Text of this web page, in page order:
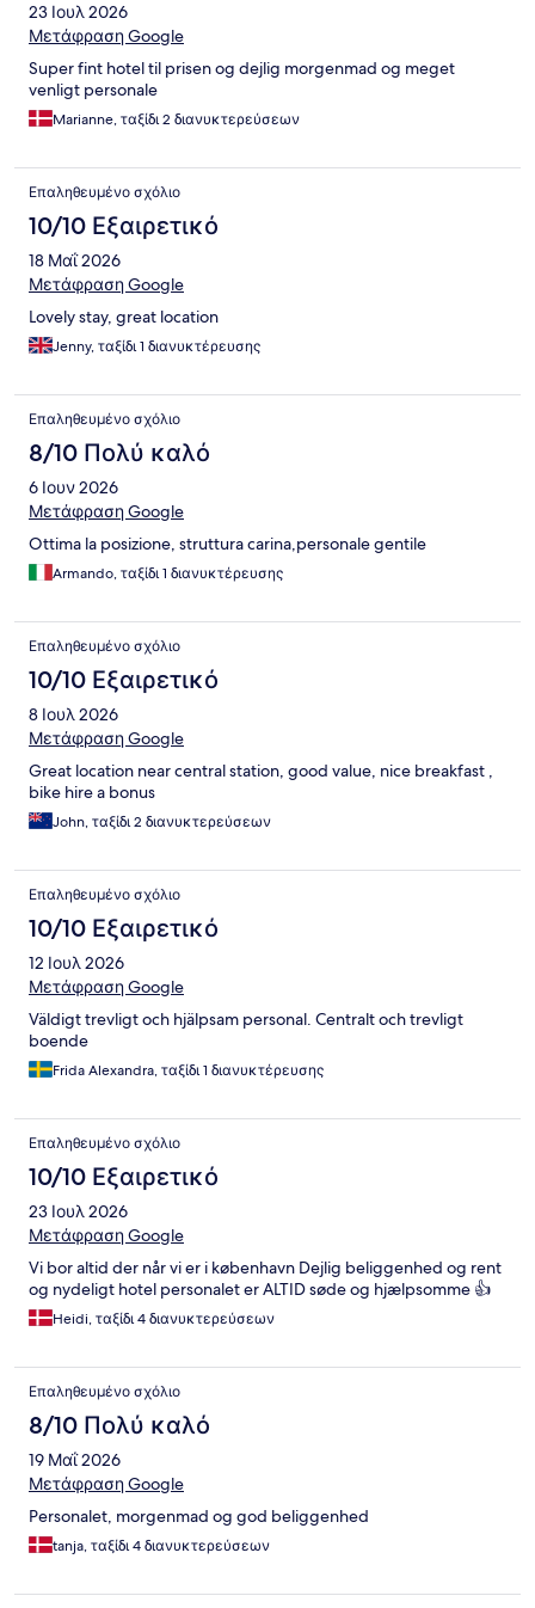
23 Ιουλ 2026
Μετάφραση Google
Super fint hotel til prisen og dejlig morgenmad og meget
venligt personale
Marianne, ταξίδι 2 διανυκτερεύσεων
Επαληθευμένο σχόλιο
10/10 Εξαιρετικό
18 Μαΐ 2026
Μετάφραση Google
Lovely stay, great location
Jenny, ταξίδι 1 διανυκτέρευσης
Επαληθευμένο σχόλιο
8/10 Πολύ καλό
6 Ιουν 2026
Μετάφραση Google
Ottima la posizione, struttura carina,personale gentile
Armando, ταξίδι 1 διανυκτέρευσης
Επαληθευμένο σχόλιο
10/10 Εξαιρετικό
8 Ιουλ 2026
Μετάφραση Google
Great location near central station, good value, nice breakfast ,
bike hire a bonus
John, ταξίδι 2 διανυκτερεύσεων
Επαληθευμένο σχόλιο
10/10 Εξαιρετικό
12 Ιουλ 2026
Μετάφραση Google
Väldigt trevligt och hjälpsam personal. Centralt och trevligt
boende
Frida Alexandra, ταξίδι 1 διανυκτέρευσης
Επαληθευμένο σχόλιο
10/10 Εξαιρετικό
23 Ιουλ 2026
Μετάφραση Google
Vi bor altid der når vi er i københavn Dejlig beliggenhed og rent
og nydeligt hotel personalet er ALTID søde og hjælpsomme 👍
Heidi, ταξίδι 4 διανυκτερεύσεων
Επαληθευμένο σχόλιο
8/10 Πολύ καλό
19 Μαΐ 2026
Μετάφραση Google
Personalet, morgenmad og god beliggenhed
tanja, ταξίδι 4 διανυκτερεύσεων